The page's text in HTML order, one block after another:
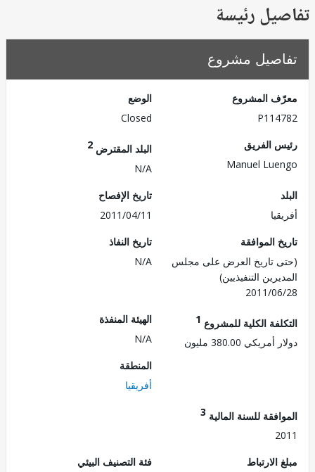
رئيسة
مشروع
المشروع
الفريق
Manuel
البلد المقترض
تاريخ الإفصاح
2011/04/11
الموافقة
تاريخ العرض على مجلس
التنفيذيين)
2011/
تاريخ النفاذ
N/A
الكلية للمشروع1
380.00 مليون
الهيئة المنفذة
للسنة المالية3
فئة التصنيف البيئي